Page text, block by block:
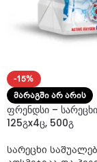
-15%
ᲛᲐᲠᲐᲒᲨᲘ ᲐᲠ ᲐᲠᲘᲡ
ფრენდსი –
125გx4ც, 500გ
სარეცხი